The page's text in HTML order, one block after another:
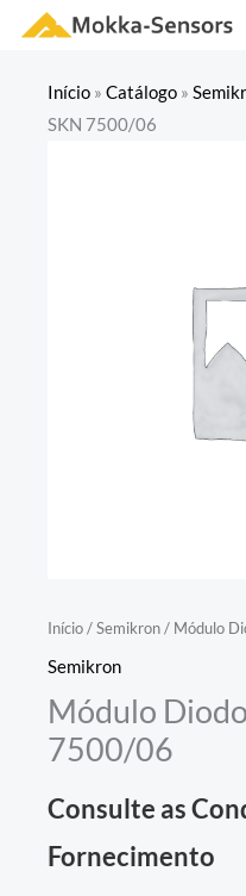
Início » Catálogo »
SKN 7500/06
Início/Semikron/ Módulo
Semikron
Módulo
7500/06
Consulte as
Fornecimento